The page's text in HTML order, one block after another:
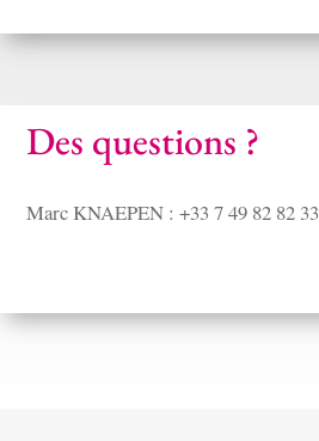
Des questions ?
Marc KNAEPEN : +33 7 49 82 82 33